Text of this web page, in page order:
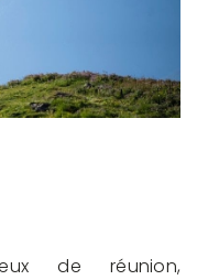
de réunion,